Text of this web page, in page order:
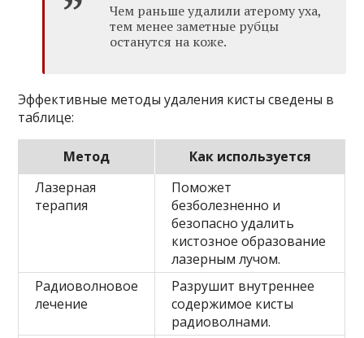
Чем раньше удалили атерому уха,
тем менее заметные рубцы
останутся на коже.
Эффективные методы удаления кисты сведены в
таблице:
Метод
Как используется
Лазерная
терапия
Поможет
безболезненно и
безопасно удалить
кистозное образование
лазерным лучом.
Радиоволновое
лечение
Разрушит внутреннее
содержимое кисты
радиоволнами.